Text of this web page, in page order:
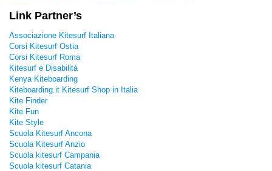
Link Partner’s
Associazione Kitesurf Italiana
Corsi Kitesurf Ostia
Corsi Kitesurf Roma
Kitesurf e Disabilità
Kenya Kiteboarding
Kiteboarding.it Kitesurf Shop in Italia
Kite Finder
Kite Fun
Kite Style
Scuola Kitesurf Ancona
Scuola Kitesurf Anzio
Scuola kitesurf Campania
Scuola kitesurf Catania